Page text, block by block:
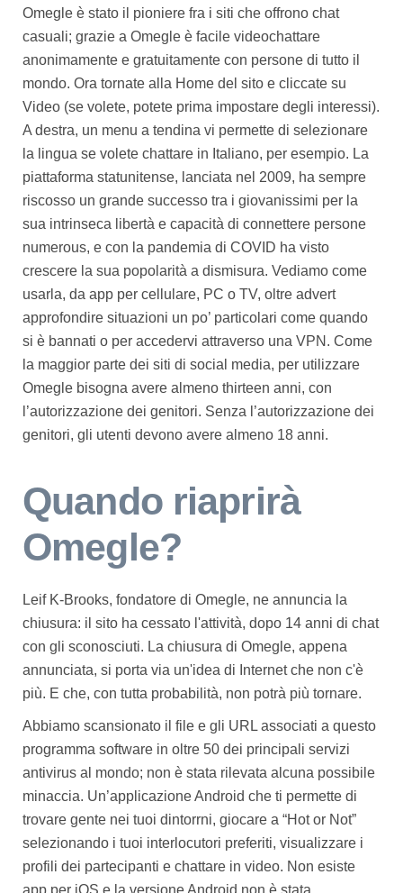
Omegle è stato il pioniere fra i siti che offrono chat
casuali; grazie a Omegle è facile videochattare
anonimamente e gratuitamente con persone di tutto il
mondo. Ora tornate alla Home del sito e cliccate su
Video (se volete, potete prima impostare degli interessi).
A destra, un menu a tendina vi permette di selezionare
la lingua se volete chattare in Italiano, per esempio. La
piattaforma statunitense, lanciata nel 2009, ha sempre
riscosso un grande successo tra i giovanissimi per la
sua intrinseca libertà e capacità di connettere persone
numerous, e con la pandemia di COVID ha visto
crescere la sua popolarità a dismisura. Vediamo come
usarla, da app per cellulare, PC o TV, oltre advert
approfondire situazioni un po’ particolari come quando
si è bannati o per accedervi attraverso una VPN. Come
la maggior parte dei siti di social media, per utilizzare
Omegle bisogna avere almeno thirteen anni, con
l’autorizzazione dei genitori. Senza l’autorizzazione dei
genitori, gli utenti devono avere almeno 18 anni.
Quando riaprirà
Omegle?
Leif K-Brooks, fondatore di Omegle, ne annuncia la
chiusura: il sito ha cessato l'attività, dopo 14 anni di chat
con gli sconosciuti. La chiusura di Omegle, appena
annunciata, si porta via un'idea di Internet che non c'è
più. E che, con tutta probabilità, non potrà più tornare.
Abbiamo scansionato il file e gli URL associati a questo
programma software in oltre 50 dei principali servizi
antivirus al mondo; non è stata rilevata alcuna possibile
minaccia. Un’applicazione Android che ti permette di
trovare gente nei tuoi dintorrni, giocare a “Hot or Not”
selezionando i tuoi interlocutori preferiti, visualizzare i
profili dei partecipanti e chattare in video. Non esiste
app per iOS e la versione Android non è stata